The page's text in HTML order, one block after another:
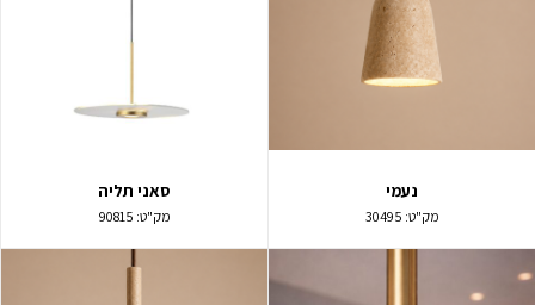
נעמי
מק"ט: 30495
סאני תליה
מק"ט: 90815